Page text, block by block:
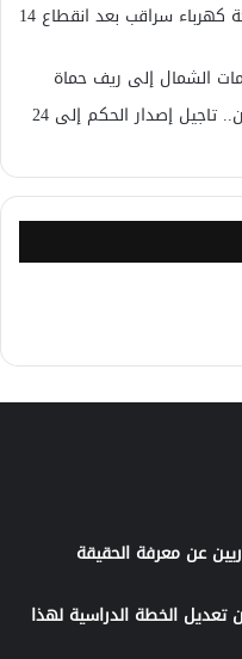
وزير الطاقة السوري: بدء تاهيل شبكة كهرباء سراقب بعد انقطاع 14
الجلسة الخامسة لمحاكمة احمد حسون.. تاجيل إصدار الحكم إلى 24
عن معرفة الحقيقة
تعديل الخطة الدراسية لهذا